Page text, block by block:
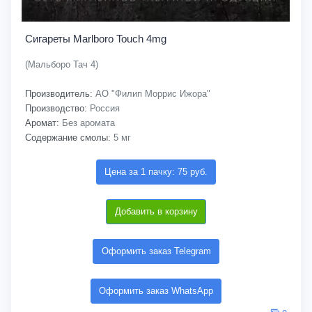
Сигареты Marlboro Touch 4mg
(Мальборо Тач 4)
Производитель: АО "Филип Моррис Ижора"
Производство: Россия
Аромат: Без аромата
Содержание смолы: 5 мг
Цена за 1 пачку: 75 руб.
Добавить в корзину
Оформить заказ Telegram
Оформить заказ WhatsApp